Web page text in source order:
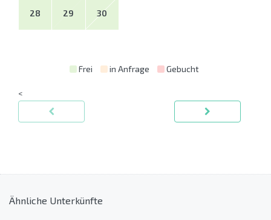
28 29 30
Frei in Anfrage Gebucht
<
Ähnliche Unterkünfte